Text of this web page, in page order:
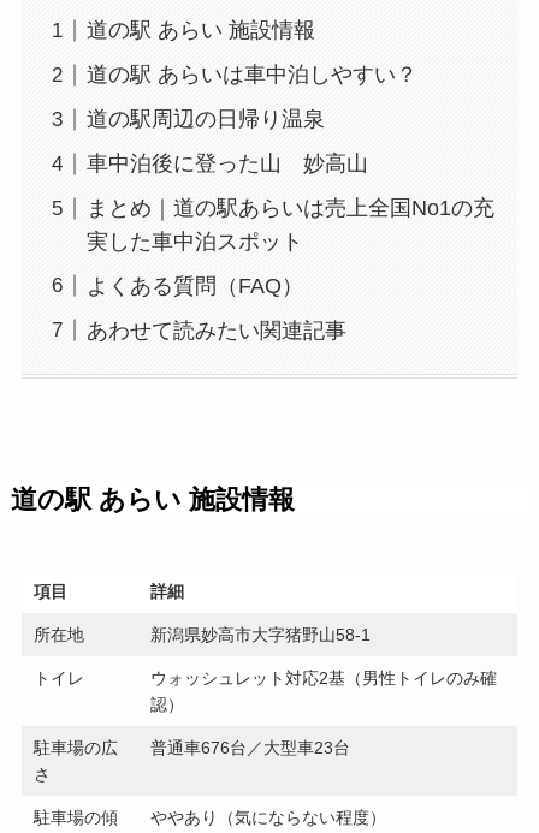
道の駅 あらい 施設情報
道の駅 あらいは車中泊しやすい？
道の駅周辺の日帰り温泉
車中泊後に登った山 妙高山
まとめ｜道の駅あらいは売上全国No1の充
実した車中泊スポット
よくある質問（FAQ）
あわせて読みたい関連記事
道の駅 あらい 施設情報
項目 詳細
所在地 新潟県妙高市大字猪野山58-1
トイレ
ウォッシュレット対応2基（男性トイレのみ確
認）
駐車場の広
さ
普通車676台／大型車23台
駐車場の傾
ややあり（気にならない程度）